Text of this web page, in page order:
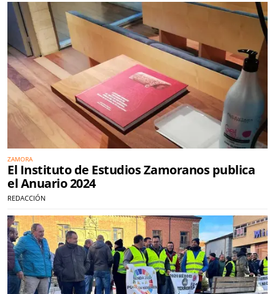
ZAMORA
El Instituto de Estudios Zamoranos publica
el Anuario 2024
REDACCIÓN